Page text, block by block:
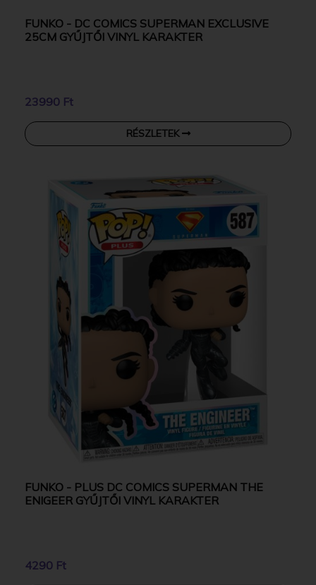
FUNKO - DC COMICS SUPERMAN EXCLUSIVE
25CM GYŰJTŐI VINYL KARAKTER
23990 Ft
RÉSZLETEK
FUNKO - PLUS DC COMICS SUPERMAN THE
ENIGEER GYŰJTŐI VINYL KARAKTER
4290 Ft